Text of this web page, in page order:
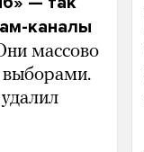
каналы
массово